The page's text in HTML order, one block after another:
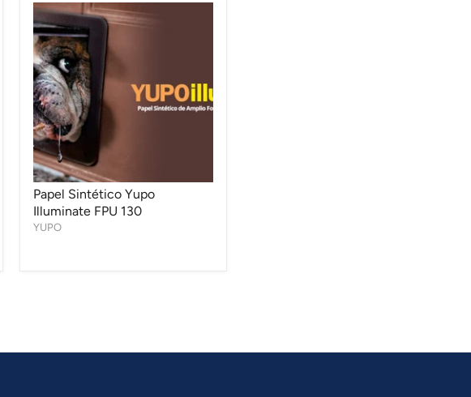
Papel
Sintético
Yupo
Illuminate
FPU
130
Papel Sintético Yupo
Illuminate FPU 130
YUPO